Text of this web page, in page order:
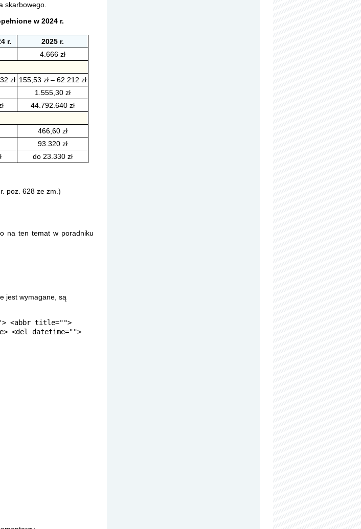
skarbowego.
w 2024 r.
r.
2025 r.
4.666 zł
zł 155,53 zł – 62.212 zł
1.555,30 zł
44.792.640 zł
466,60 zł
93.320 zł
do 23.330 zł
poz. 628 ze zm.)
na ten temat w poradniku
jest wymagane, są
<abbr title="">
<del datetime="">